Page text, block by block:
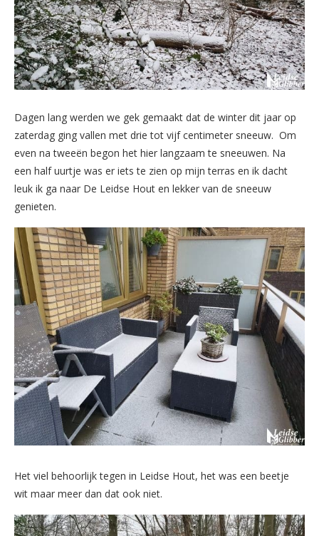
Dagen lang werden we gek gemaakt dat de winter dit jaar op
zaterdag ging vallen met drie tot vijf centimeter sneeuw. Om
even na tweeën begon het hier langzaam te sneeuwen. Na
een half uurtje was er iets te zien op mijn terras en ik dacht
leuk ik ga naar De Leidse Hout en lekker van de sneeuw
genieten.
Het viel behoorlijk tegen in Leidse Hout, het was een beetje
wit maar meer dan dat ook niet.